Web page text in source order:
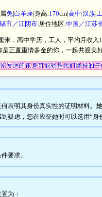
兔|白羊座|身高:170cm|高中|汉族|
市／江阴市|居住地区:中国／江苏
米，高中学历，工人，平均月收
正直重情多金的你，一起共渡美
表明其身份真实性的证明材料。
疑虑，您在应征她时可以选用“身
要求。
为：